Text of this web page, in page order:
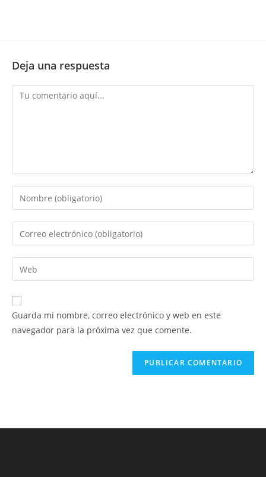
Deja una respuesta
Comentario
Introduce
tu
nombre
de
usuario
para
comentar
Introduce
tu
dirección
de
electrónico
para
comentar
Introduce
la
URL
de
Guarda mi nombre, correo electrónico y web en este
navegador para la próxima vez que comente.